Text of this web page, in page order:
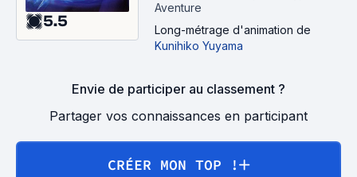
5.5
Aventure
Long-métrage d'animation de
Kunihiko Yuyama
Envie de participer au classement ?
Partager vos connaissances en participant
CRÉER MON TOP !